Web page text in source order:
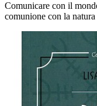
Comunicare con il
comunione con la